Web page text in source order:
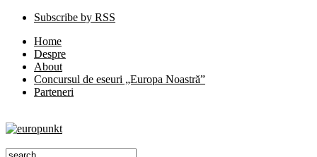
Subscribe by RSS
Home
Despre
About
Concursul de eseuri „Europa Noastră”
Parteneri